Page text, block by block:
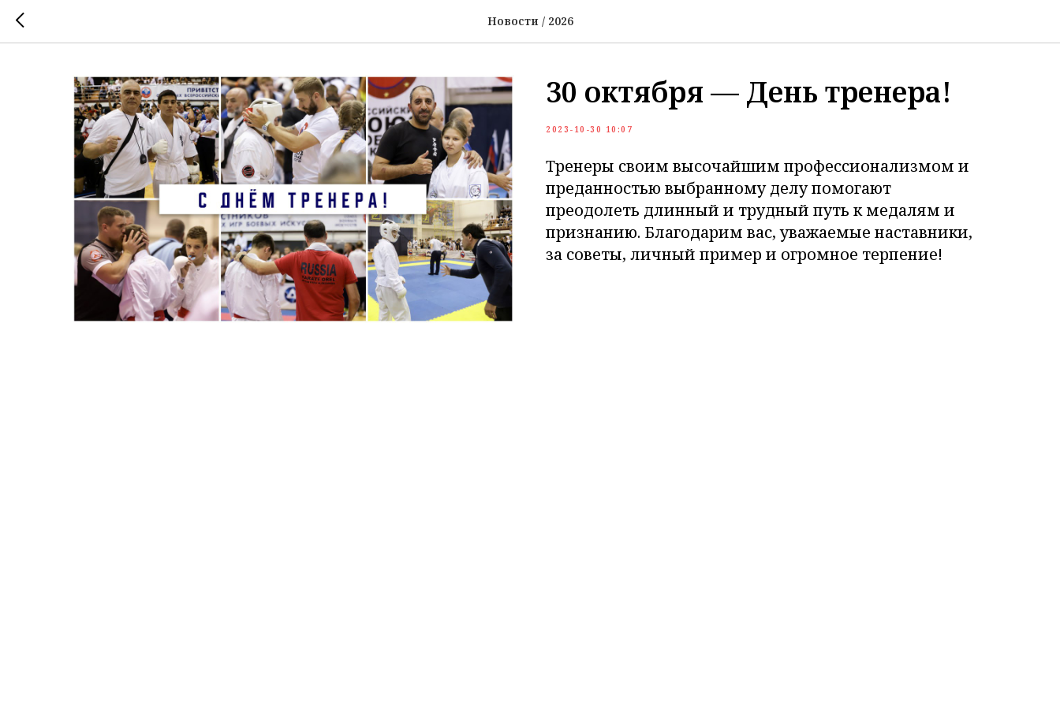
Новости / 2026
30 октября — День тренера!
2023-10-30 10:07
Тренеры своим высочайшим профессионализмом и
преданностью выбранному делу помогают
преодолеть длинный и трудный путь к медалям и
признанию. Благодарим вас, уважаемые наставники,
за советы, личный пример и огромное терпение!